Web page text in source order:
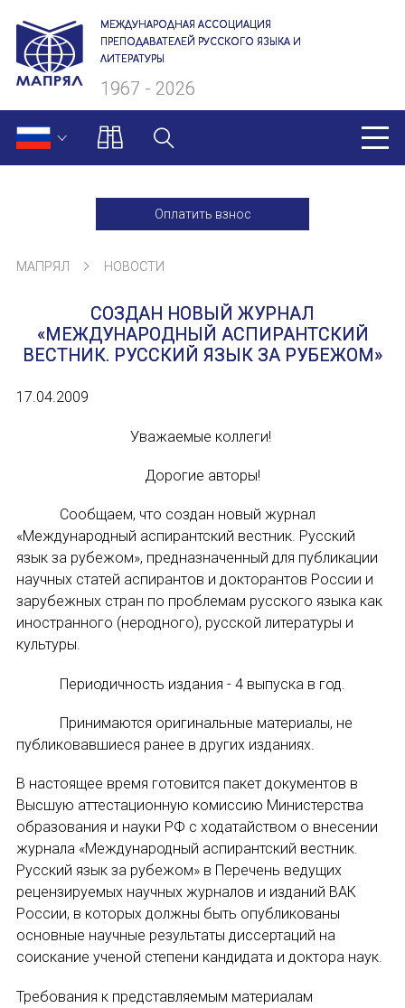
МЕЖДУНАРОДНАЯ АССОЦИАЦИЯ
ПРЕПОДАВАТЕЛЕЙ РУССКОГО ЯЗЫКА И
ЛИТЕРАТУРЫ
1967 - 2026
Оплатить взнос
О нас
Президиум
Ревизионная комиссия
Секретариат
Члены МАПРЯЛ
Устав МАПРЯЛ
Вступить в МАПРЯЛ
История МАПРЯЛ
Медаль А. С. Пушкина
Оплата членских взносов МАПРЯЛ
МЕРОПРИЯТИЯ
Мероприятия МАПРЯЛ на 2026 год
50 лет МАПРЯЛ
Архив мероприятий
НОВОСТИ
КОНГРЕССЫ
XIII КОНГРЕСС МАПРЯЛ
XIV КОНГРЕСС МАПРЯЛ
МАПРЯЛ НОВОСТИ
СОЗДАН НОВЫЙ ЖУРНАЛ
«МЕЖДУНАРОДНЫЙ АСПИРАНТСКИЙ
ВЕСТНИК. РУССКИЙ ЯЗЫК ЗА РУБЕЖОМ»
17.04.2009
Уважаемые коллеги!
Дорогие авторы!
Сообщаем, что создан новый журнал
«Международный аспирантский вестник. Русский
язык за рубежом», предназначенный для публикации
научных статей аспирантов и докторантов России и
зарубежных стран по проблемам русского языка как
иностранного (неродного), русской литературы и
культуры.
Периодичность издания - 4 выпуска в год.
Принимаются оригинальные материалы, не
публиковавшиеся ранее в других изданиях.
В настоящее время готовится пакет документов в
Высшую аттестационную комиссию Министерства
образования и науки РФ с ходатайством о внесении
журнала «Международный аспирантский вестник.
Русский язык за рубежом» в Перечень ведущих
рецензируемых научных журналов и изданий ВАК
России, в которых должны быть опубликованы
основные научные результаты диссертаций на
соискание ученой степени кандидата и доктора наук.
Требования к представляемым материалам